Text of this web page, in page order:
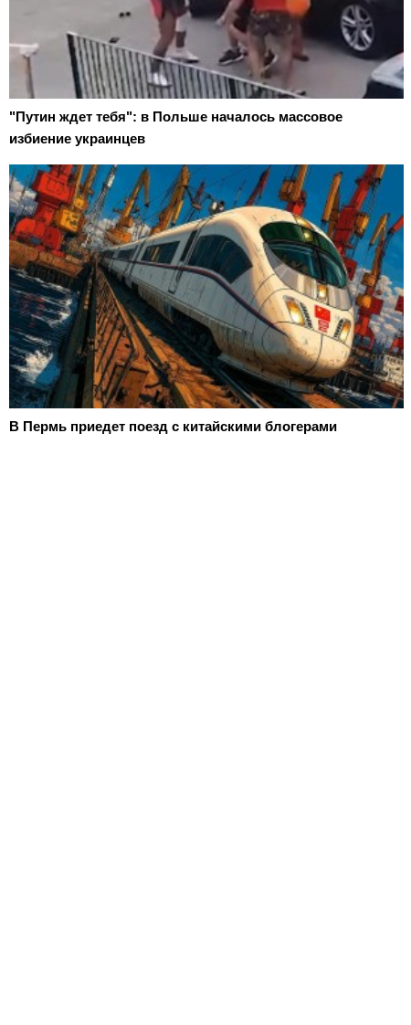
"Путин ждет тебя": в Польше началось массовое
избиение украинцев
В Пермь приедет поезд с китайскими блогерами